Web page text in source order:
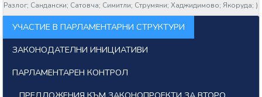
Разлог; Сандански; Сатовча; Симитли; Струмяни;Хаджидимово; Якоруда; )
УЧАСТИЕ В ПАРЛАМЕНТАРНИ СТРУКТУРИ
ЗАКОНОДАТЕЛНИ ИНИЦИАТИВИ
ПАРЛАМЕНТАРЕН КОНТРОЛ